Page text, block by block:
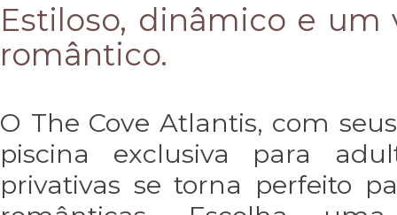
Estiloso, dinâmico e um
romântico.
O The Cove Atlantis, com
piscina exclusiva para
privativas se torna perfeito